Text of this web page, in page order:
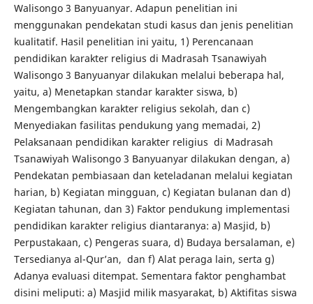
Walisongo 3 Banyuanyar. Adapun penelitian ini
menggunakan pendekatan studi kasus dan jenis penelitian
kualitatif. Hasil penelitian ini yaitu, 1) Perencanaan
pendidikan karakter religius di Madrasah Tsanawiyah
Walisongo 3 Banyuanyar dilakukan melalui beberapa hal,
yaitu, a) Menetapkan standar karakter siswa, b)
Mengembangkan karakter religius sekolah, dan c)
Menyediakan fasilitas pendukung yang memadai, 2)
Pelaksanaan pendidikan karakter religius di Madrasah
Tsanawiyah Walisongo 3 Banyuanyar dilakukan dengan, a)
Pendekatan pembiasaan dan keteladanan melalui kegiatan
harian, b) Kegiatan mingguan, c) Kegiatan bulanan dan d)
Kegiatan tahunan, dan 3) Faktor pendukung implementasi
pendidikan karakter religius diantaranya: a) Masjid, b)
Perpustakaan, c) Pengeras suara, d) Budaya bersalaman, e)
Tersedianya al-Qur’an, dan f) Alat peraga lain, serta g)
Adanya evaluasi ditempat. Sementara faktor penghambat
disini meliputi: a) Masjid milik masyarakat, b) Aktifitas siswa